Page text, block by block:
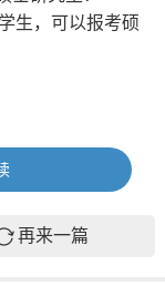
生，可以报考硕
条件？
次，成绩方面的
再来一篇